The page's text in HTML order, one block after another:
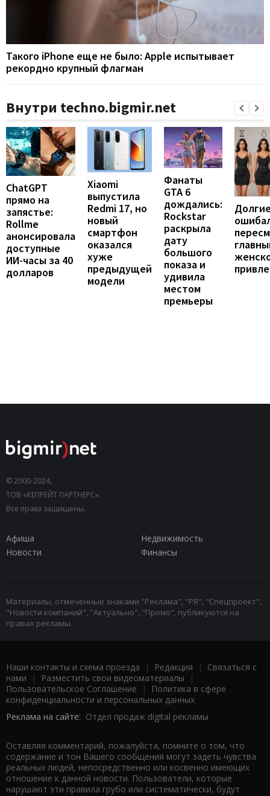
Такого iPhone еще не было: Apple испытывает
рекордно крупный флагман
Внутри techno.bigmir.net
ChatGPT
прямо на
запястье:
Rollme
анонсировала
доступные
ИИ-часы за 40
долларов
Xiaomi
выпустила
Redmi 17, но
новый
смартфон
оказался
хуже
предыдущей
модели
Фанаты
GTA 6
дождались:
Rockstar
раскрыла
дату
большого
показа и
удивила
местом
премьеры
© 2000-2024,
ТОВ «КЕПРЕЙТ ПАРТНЕРС».
Все права защищены.
Афиша
Недвижимость
Новости
Финансы
Материалы, отмеченные знаками "Реклама", "PR", "Спецпроект",
"Новости компаний", "Актуально", "Промо", публикуются на
правах рекламы.
Наши контакты и схема проезда | Редакция | Связаться с
нами | Разместить свои видеоматериалы |
Пользовательское Соглашение |
Политика в сфере
конфиденциальности и персональных данных
Реклама на сайте: Отдел продаж digital рекламы
Оставляя комментарий, пожалуйста, помните о том, что
содержание и тон Вашего сообщения могут задеть чувства
реальных людей, непосредственно или косвенно имеющих
отношение к данной новости. Пользователи, которые
нарушают эти правила грубо или систематически, будут